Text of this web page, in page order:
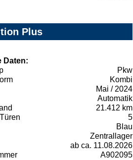
Plus
Daten:
Pkw
Kombi
Mai / 2024
Automatik
21.412 km
5
Blau
Zentrallager
ab ca. 11.08.2026
A902095